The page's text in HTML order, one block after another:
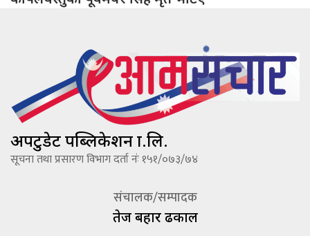
अपटुडेट पब्लिकेशन प्रा.लि.
सूचना तथा प्रसारण विभाग दर्ता नंः १५१/०७३/७४
संचालक/सम्पादक
तेज बहादूर ढकाल